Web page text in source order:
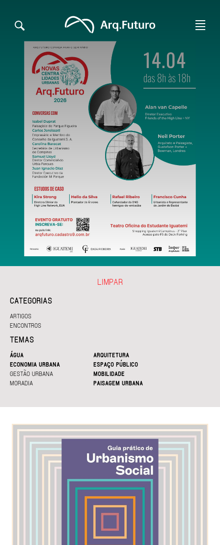
CATEGORIAS
ARTIGOS
ENCONTROS
TEMAS
ÁGUA
ARQUITETURA
ECONOMIA URBANA
ESPAÇO PÚBLICO
GESTÃO URBANA
MOBILIDADE
MORADIA
PAISAGEM URBANA
LIMPAR